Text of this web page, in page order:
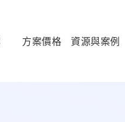
方案價格 資源與案例